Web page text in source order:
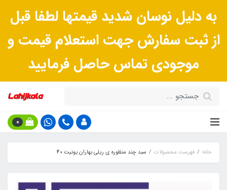
به دلیل نوسان شدید قیمتها لطفا قبل
از ثبت سفارش جهت استعلام قیمت و
موجودی تماس حاصل فرمایید
0
خانه فهرست محصولات سبد چند منظوره ی ریلی بهاران یونیت 40